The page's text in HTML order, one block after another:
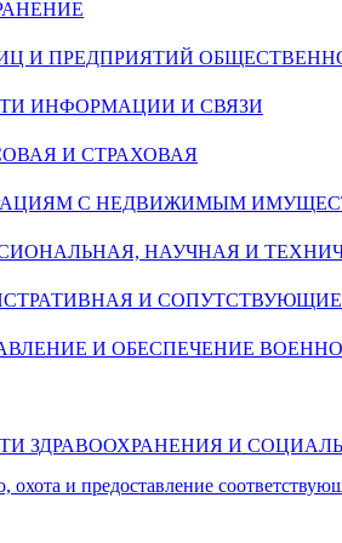
И ПРЕДПРИЯТИЙ
ИНФОРМАЦИИ И СВЯЗИ
И СТРАХОВАЯ
С НЕДВИЖИМЫМ
НАУЧНАЯ И
И
И ОБЕСПЕЧЕНИЕ
ЗДРАВООХРАНЕНИЯ И
охота и предоставление